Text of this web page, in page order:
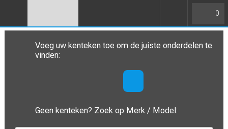
0
Voeg uw kenteken toe om de juiste onderdelen te
vinden:
Geen kenteken? Zoek op Merk / Model: